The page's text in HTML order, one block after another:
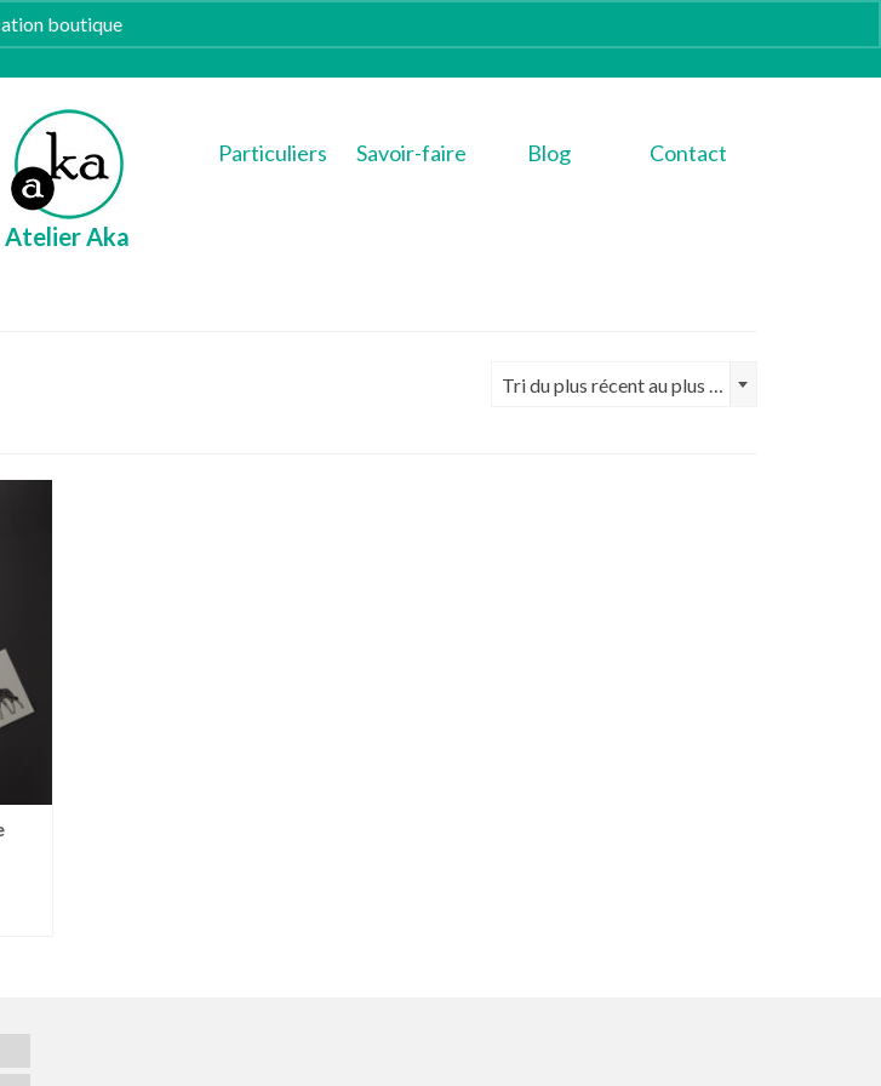
boutique
Atelier Aka
Particuliers Savoir-faire Blog Contact
Tri du plus récent au plus ancien